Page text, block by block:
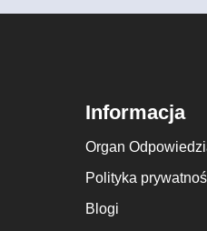
Informacja
Organ
Polityka
Blogi